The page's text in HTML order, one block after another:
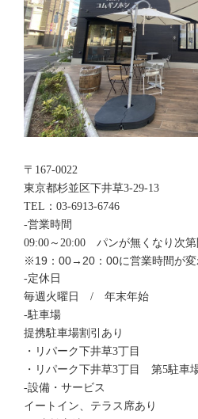
〒167-0022
東京都杉並区下井草3-29-13
TEL：03-6913-6746
-営業時間
09:00～20:00 パンが無くなり次第
※19：00→20：00に営業時間が変
-定休日
毎週火曜日 / 年末年始
-駐車場
提携駐車場割引あり
・リパーク下井草3丁目
・リパーク下井草3丁目 第5駐車
-設備・サービス
イートイン、テラス席あり